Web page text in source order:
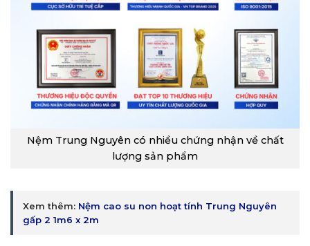
Nệm Trung Nguyên có nhiều chứng nhận về chất
lượng sản phẩm
Xem thêm: Nệm cao su non hoạt tính Trung Nguyên
gấp 2 1m6 x 2m